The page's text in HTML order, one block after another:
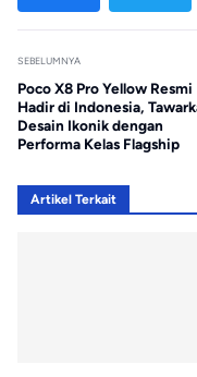
SEBELUMNYA
Poco X8 Pro Yellow Resmi
Hadir di Indonesia,
Desain Ikonik dengan
Performa Kelas Flagship
Artikel Terkait